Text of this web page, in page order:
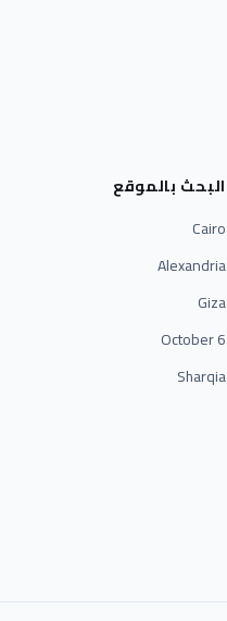
البحث بالموقع
Cairo
Alexandria
Giza
6 October
Sharqia